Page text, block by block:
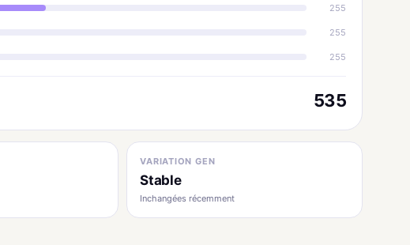
255
255
255
535
VARIATION GEN
Stable
Inchangées récemment